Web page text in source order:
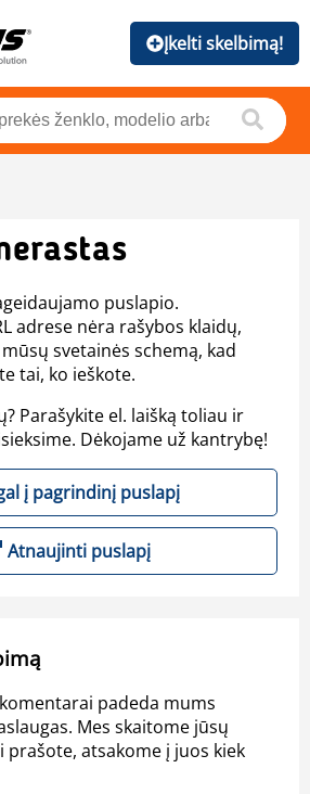
Įkelti skelbimą!
puslapio.
adrese nėra rašybos klaidų,
svetainės schemą, kad
tai, ko ieškote.
Parašykite el. laišką toliau ir
Dėkojame už kantrybę!
į pagrindinį puslapį
Atnaujinti puslapį
padeda mums
Mes skaitome jūsų
prašote, atsakome į juos kiek